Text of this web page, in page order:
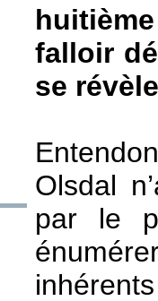
falloir
se
Olsdal
par le